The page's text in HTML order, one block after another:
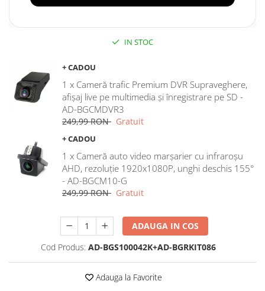
Rame adaptoare Jeep
Rame adaptoare Chrysler
Rame adaptoare Isuzu
Rame adaptoare Subaru
Rame adaptoare Iveco
Rame adaptoare Smart
Rame adaptoare Ssangyong
Rame adaptoare Hummer
Camere marșarier auto
IN STOC
+ CADOU
1 x Cameră trafic Premium DVR Supraveghere,
afișaj live pe multimedia și înregistrare pe SD -
AD-BGCMDVR3
249,99 RON Gratuit
+ CADOU
1 x Cameră auto video marșarier cu infraroșu
AHD, rezoluție 1920x1080P, unghi deschis 155°
- AD-BGCM10-G
249,99 RON Gratuit
ADAUGA IN COS
Cod Produs: AD-BGS100042K+AD-BGRKIT086
Adauga la Favorite